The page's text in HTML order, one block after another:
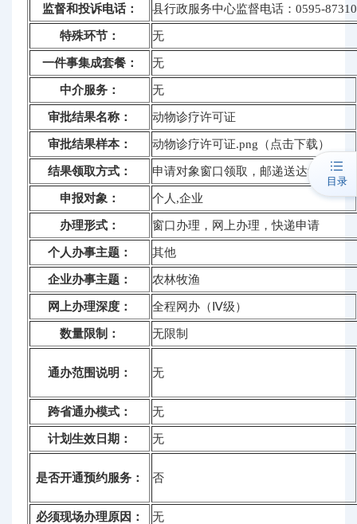
监督和投诉电话：
县行政服务中心监督电话：0595-
特殊环节：
无
一件事集成套餐：
无
中介服务：
无
审批结果名称：
动物诊疗许可证
审批结果样本：
动物诊疗许可证.png（点击下载）
结果领取方式：
申请对象窗口领取，邮递送达结果
申报对象：
个人,企业
办理形式：
窗口办理，网上办理，快递申请
个人办事主题：
其他
企业办事主题：
农林牧渔
网上办理深度：
全程网办（Ⅳ级）
数量限制：
无限制
通办范围说明： 无
跨省通办模式：
无
计划生效日期：
无
是否开通预约服务： 否
必须现场办理原因：
无
目录